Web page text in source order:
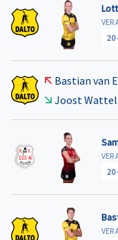
VER
20
Bastian van
Joost Wattel
VER
20
VER